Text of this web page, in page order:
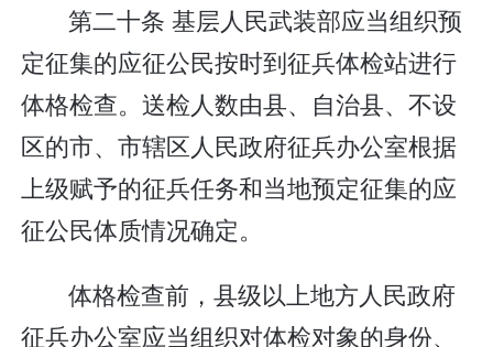
第二十条 基层人民武装部应当组织预
定征集的应征公民按时到征兵体检站进行
体格检查。送检人数由县、自治县、不设
区的市、市辖区人民政府征兵办公室根据
上级赋予的征兵任务和当地预定征集的应
征公民体质情况确定。
体格检查前，县级以上地方人民政府
征兵办公室应当组织对体检对象的身份、